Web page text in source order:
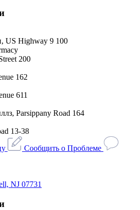
US Highway 9 100
200
162
611
Parsippany Road 164
13-38
Сообщить о Проблеме
NJ 07731